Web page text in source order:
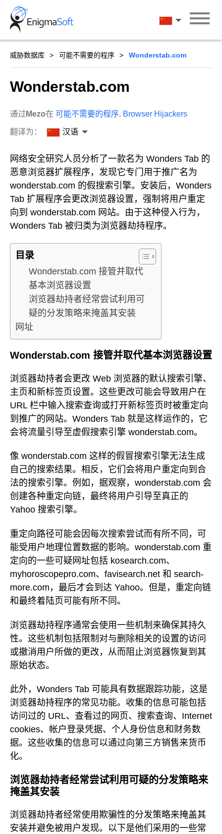
Skip
content
汉语
威胁数据库 可能不需要的程序 Wonderstab.com
Wonderstab.com
通过 Mezo在 可能不需要的程序, Browser Hijackers
翻译为： 汉语
网络安全研究人员分析了一款名为 Wonders Tab 的
恶意浏览器扩展程序，发现它专门用于推广名为
wonderstab.com 的假搜索引擎。安装后，Wonders
Tab 扩展程序会更改浏览器设置，强制将用户重定
向到 wonderstab.com 网站。由于这种侵入行为，
Wonders Tab 被归类为浏览器劫持程序。
目录
Wonderstab.com 接管并取代
基本浏览器设置
浏览器劫持者经常尝试利用可
疑的分发策略来掩盖其安装
网址
Wonderstab.com 接管并取代基本浏览器设置
浏览器劫持者会更改 Web 浏览器的默认搜索引擎、
主页和新标签页设置。这些更改可能会导致用户在
URL 栏中输入搜索查询或打开新标签页时被重定向
到推广的网站。Wonders Tab 就是这样运作的，它
会将流量引导至虚假搜索引擎 wonderstab.com。
像 wonderstab.com 这样的假冒搜索引擎无法生成
自己的搜索结果。相反，它们会将用户重定向到合
法的搜索引擎。例如，据观察，wonderstab.com 会
创建各种重定向链，最终将用户引导至真正的
Yahoo 搜索引擎。
重定向路径可能会因每次搜索尝试而有所不同，可
能受用户地理位置数据的影响。wonderstab.com 重
定向的一些可疑网址包括 kosearch.com、
myhoroscopepro.com、favisearch.net 和 search-
more.com，最后才会到达 Yahoo。但是，重定向链
和最终着陆页可能有所不同。
浏览器劫持程序通常会使用一些机制来确保其持久
性。这些机制包括限制对与删除相关的设置的访问
或撤消用户所做的更改，从而阻止浏览器恢复到其
原始状态。
此外，Wonders Tab 可能具有数据跟踪功能，这是
浏览器劫持程序的常见功能。收集的信息可能包括
访问过的 URL、查看过的网页、搜索查询、Internet
cookies、帐户登录凭据、个人身份信息和财务数
据。这些收集的信息可以通过向第三方销售来货币
化。
浏览器劫持者经常尝试利用可疑的分发策略来
掩盖其安装
浏览器劫持者经常使用欺骗性的分发策略来掩盖其
安装并避免被用户发现。以下是他们采用的一些常